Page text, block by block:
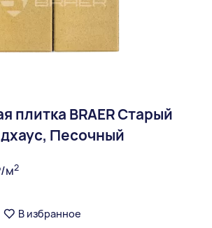
плитка BRAER Старый
Песочный
м2
В избранное